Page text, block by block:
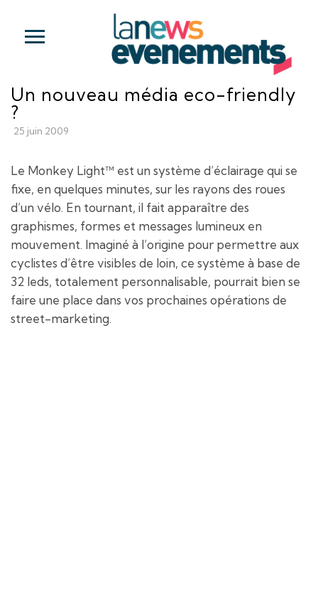
Un nouveau média eco-friendly
?
25 juin 2009
Le Monkey Light™ est un système d’éclairage qui se
fixe, en quelques minutes, sur les rayons des roues
d’un vélo. En tournant, il fait apparaître des
graphismes, formes et messages lumineux en
mouvement. Imaginé à l’origine pour permettre aux
cyclistes d’être visibles de loin, ce système à base de
32 leds, totalement personnalisable, pourrait bien se
faire une place dans vos prochaines opérations de
street-marketing.